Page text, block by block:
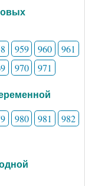
959 960
961
970 971
980 981
982